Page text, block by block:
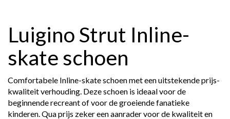
Luigino Strut Inline-
skate schoen
Comfortabele Inline-skate schoen met een uitstekende prijs-
kwaliteit verhouding. Deze schoen is ideaal voor de
beginnende recreant of voor de groeiende fanatieke
kinderen. Qua prijs zeker een aanrader voor de kwaliteit en